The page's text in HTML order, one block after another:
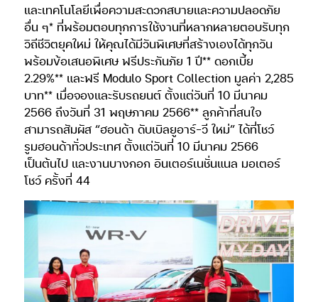
และเทคโนโลยีเพื่อความสะดวกสบายและความปลอดภัย
อื่น ๆ* ที่พร้อมตอบทุกการใช้งานที่หลากหลายตอบรับทุก
วิถีชีวิตยุคใหม่ ให้คุณได้มีวันพิเศษที่สร้างเองได้ทุกวัน
พร้อมข้อเสนอพิเศษ ฟรีประกันภัย 1 ปี** ดอกเบี้ย
2.29%** และฟรี Modulo Sport Collection มูลค่า 2,285
บาท** เมื่อจองและรับรถยนต์ ตั้งแต่วันที่ 10 มีนาคม
2566 ถึงวันที่ 31 พฤษภาคม 2566** ลูกค้าที่สนใจ
สามารถสัมผัส “ฮอนด้า ดับเบิลยูอาร์-วี ใหม่” ได้ที่โชว์
รูมฮอนด้าทั่วประเทศ ตั้งแต่วันที่ 10 มีนาคม 2566
เป็นต้นไป และงานบางกอก อินเตอร์เนชั่นแนล มอเตอร์
โชว์ ครั้งที่ 44